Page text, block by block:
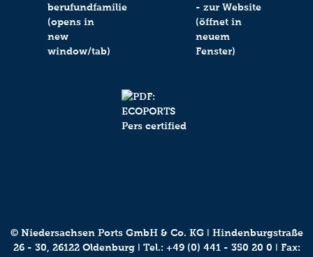
© Niedersachsen Ports GmbH & Co. KG ǀ Hindenburgstraße
26 - 30, 26122 Oldenburg ǀ Tel.: +49 (0) 441 - 350 20 0 ǀ Fax: